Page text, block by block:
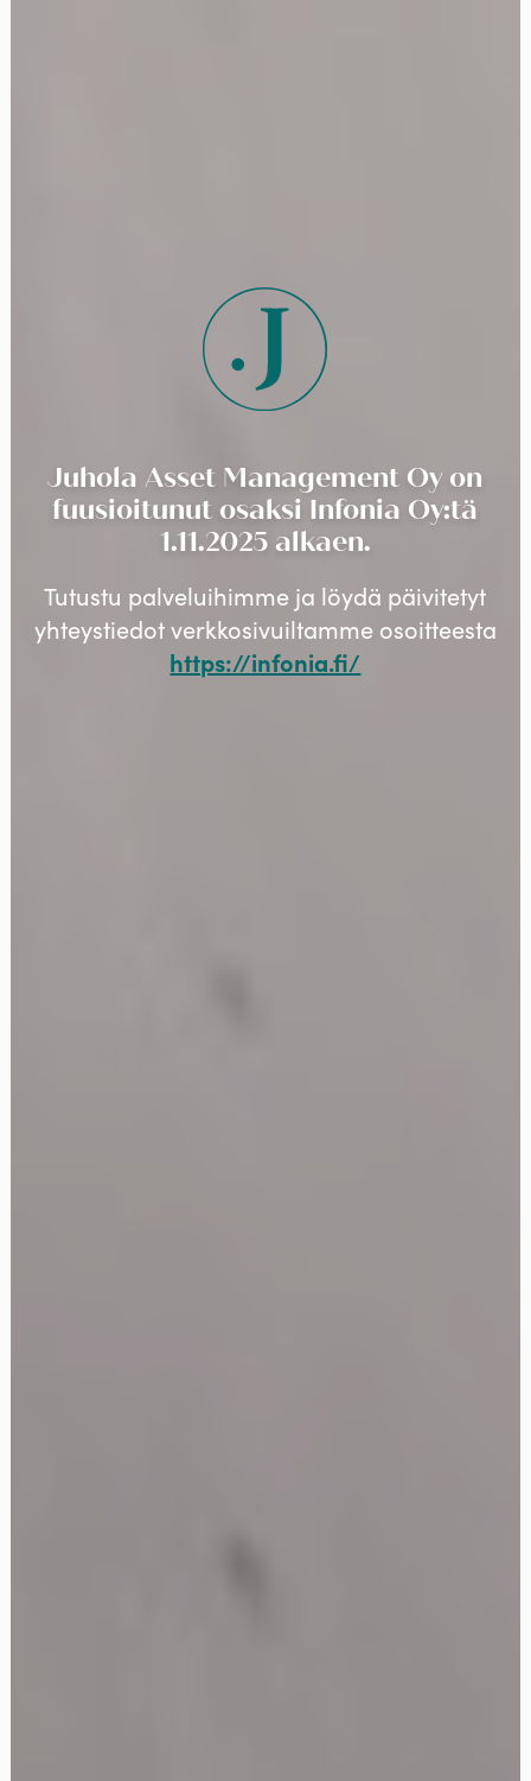
Juhola Asset Management Oy on
fuusioitunut osaksi Infonia Oy:tä
1.11.2025 alkaen.
Tutustu palveluihimme ja löydä päivitetyt
yhteystiedot verkkosivuiltamme osoitteesta
https://infonia.fi/